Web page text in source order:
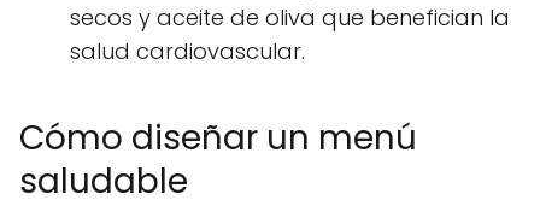
secos y aceite de oliva que benefician la
salud cardiovascular.
Cómo diseñar un menú
saludable